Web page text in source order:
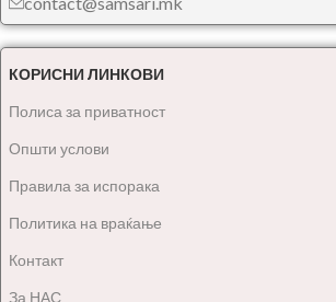
КОРИСНИ ЛИНКОВИ
Полиса за приватност
Општи услови
Правила за испорака
Политика на враќање
Контакт
За НАС